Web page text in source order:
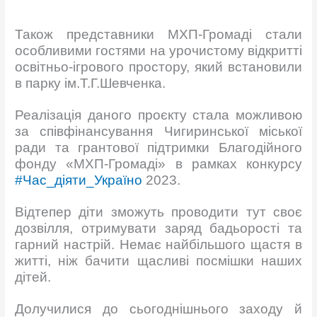
Також представники МХП-Громаді стали
особливими гостями на урочистому відкритті
освітньо-ігрового простору, який встановили
в парку ім.Т.Г.Шевченка.
Реалізація даного проєкту стала можливою
за співфінансування Чигиринської міської
ради та грантової підтримки Благодійного
фонду «МХП-Громаді» в рамках конкурсу
#Час_діяти_Україно 2023.
Відтепер діти зможуть проводити тут своє
дозвілля, отримувати заряд бадьорості та
гарний настрій. Немає найбільшого щастя в
житті, ніж бачити щасливі посмішки наших
дітей.
Долучилися до сьогоднішнього заходу й